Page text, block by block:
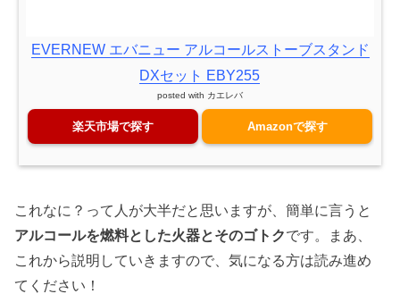
EVERNEW エバニュー アルコールストーブスタンド
DXセット EBY255
posted with カエレバ
楽天市場で探す Amazonで探す
これなに？って人が大半だと思いますが、簡単に言うと
アルコールを燃料とした火器とそのゴトクです。まあ、
これから説明していきますので、気になる方は読み進め
てください！